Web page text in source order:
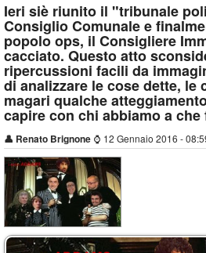
Contatti
Ieri siè riunito il "tribunale
Consiglio Comunale e
popolo ops, il Consigliere
cacciato. Questo atto
ripercussioni facili da
di analizzare le cose dette, le
magari qualche
capire con chi abbiamo a che
👤 Renato Brignone ⌚ 12 Gennaio 2016 -